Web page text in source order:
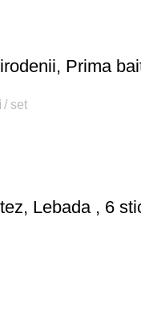
Prima
set
Lebada , 6